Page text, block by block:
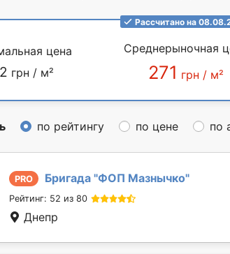
Рассчитано на
цена
грн / м²
Среднерыночная
271 грн / м²
по рейтингу по цене по
PRO Бригада "ФОП Мазнычко"
Рейтинг: 52 из 80
Днепр